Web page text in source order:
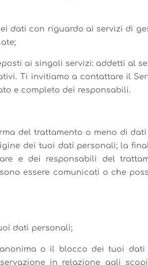
dati con riguardo ai servizi di
ai singoli servizi: addetti al
Ti invitiamo a contattare il
e completo dei responsabili.
del trattamento o meno di
dei tuoi dati personali; la
e dei responsabili del
essere comunicati o che
dati personali;
o il blocco dei tuoi
in relazione agli